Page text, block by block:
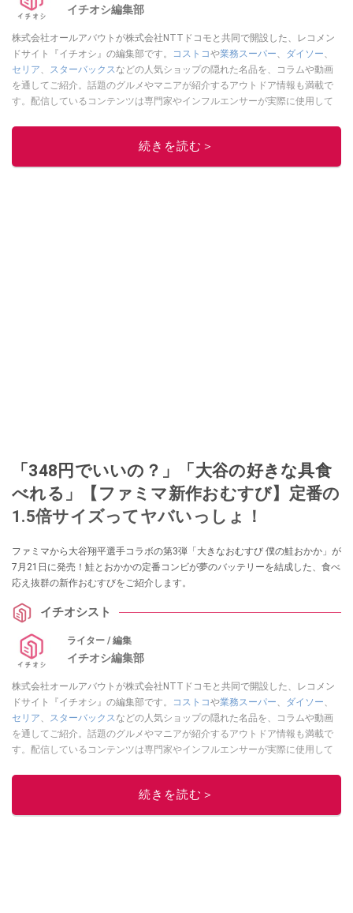
イチオシ編集部
株式会社オールアバウトが株式会社NTTドコモと共同で開設した、レコメン
ドサイト『イチオシ』の編集部です。
コストコや業務スーパー、 ダイソー、
セリア、 スターバックスなどの人気ショップの隠れた名品を、コラムや動画
を通してご紹介。話題のグルメやマニアが紹介するアウトドア情報も満載で
す。配信しているコンテンツは専門家やインフルエンサーが実際に使用して
ニュースでフォロー
続きを読む＞
「348円でいいの？」「大谷の好きな具食
べれる」【ファミマ新作おむすび】定番の
1.5倍サイズってヤバいっしょ！
ファミマから大谷翔平選手コラボの第3弾「大きなおむすび 僕の鮭おかか」が
7月21日に発売！鮭とおかかの定番コンビが夢のバッテリーを結成した、食べ
応え抜群の新作おむすびをご紹介します。
イチオシスト
ライター / 編集
イチオシ編集部
株式会社オールアバウトが株式会社NTTドコモと共同で開設した、レコメン
ドサイト『イチオシ』の編集部です。
コストコや業務スーパー、 ダイソー、
セリア、 スターバックスなどの人気ショップの隠れた名品を、コラムや動画
を通してご紹介。話題のグルメやマニアが紹介するアウトドア情報も満載で
す。配信しているコンテンツは専門家やインフルエンサーが実際に使用して
ニュースでフォロー
続きを読む＞